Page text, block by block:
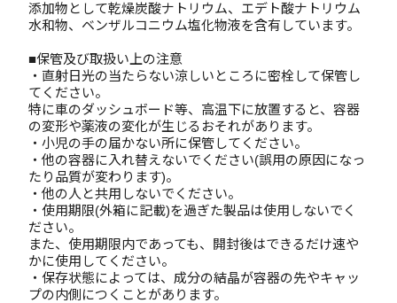
添加物として乾燥炭酸ナトリウム、エデト酸ナトリウム
水和物、ベンザルコニウム塩化物液を含有しています。
■保管及び取扱い上の注意
・直射日光の当たらない涼しいところに密栓して保管し
てください。
特に車のダッシュボード等、高温下に放置すると、容器
の変形や薬液の変化が生じるおそれがあります。
・小児の手の届かない所に保管してください。
・他の容器に入れ替えないでください(誤用の原因になっ
たり品質が変わります)。
・他の人と共用しないでください。
・使用期限(外箱に記載)を過ぎた製品は使用しないでく
ださい。
また、使用期限内であっても、開封後はできるだけ速や
かに使用してください。
・保存状態によっては、成分の結晶が容器の先やキャッ
プの内側につくことがあります。